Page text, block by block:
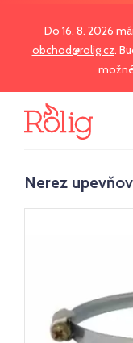
Do 16. 8. 2026
obchod@rolig.cz.
Nerez